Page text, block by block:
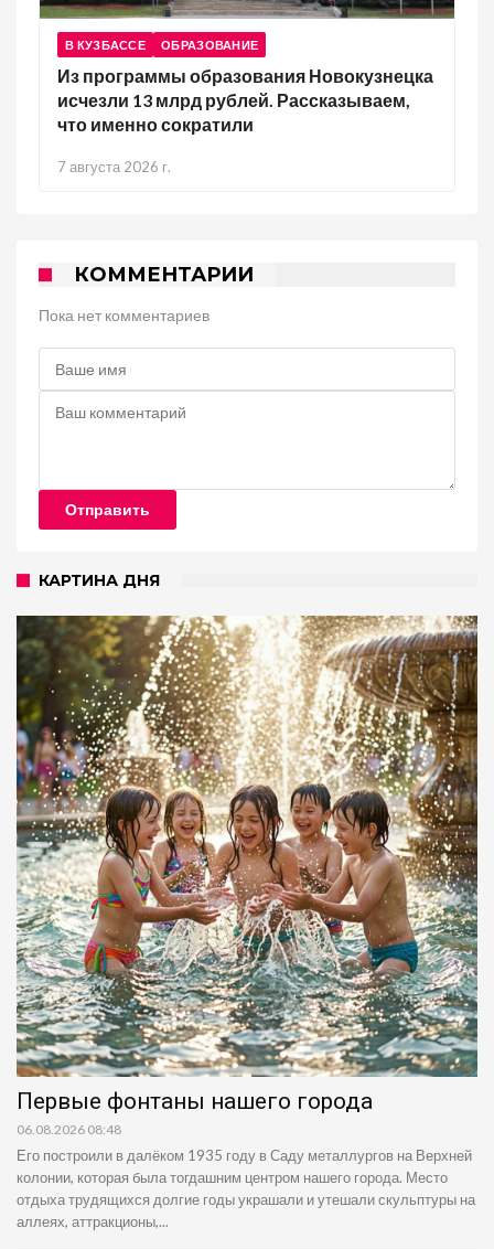
В КУЗБАССЕ ОБРАЗОВАНИЕ
Из программы образования Новокузнецка
исчезли 13 млрд рублей. Рассказываем,
что именно сократили
7 августа 2026 г.
КОММЕНТАРИИ
Пока нет комментариев
Отправить
КАРТИНА ДНЯ
Первые фонтаны нашего города
06.08.2026 08:48
Его построили в далёком 1935 году в Саду металлургов на Верхней
колонии, которая была тогдашним центром нашего города. Место
отдыха трудящихся долгие годы украшали и утешали скульптуры на
аллеях, аттракционы,...